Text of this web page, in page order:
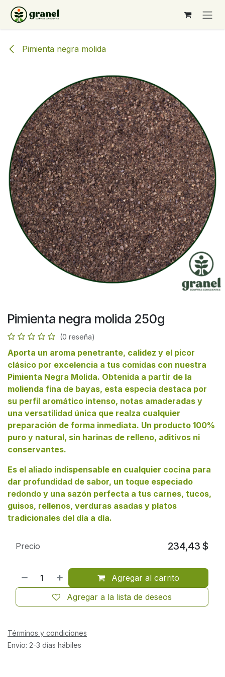
Ir al contenido
Pimienta negra molida
Pimienta negra molida 250g
(0 reseña)
Aporta un aroma penetrante, calidez y el picor
clásico por excelencia a tus comidas con nuestra
Pimienta Negra Molida. Obtenida a partir de la
molienda fina de bayas, esta especia destaca por
su perfil aromático intenso, notas amaderadas y
una versatilidad única que realza cualquier
preparación de forma inmediata. Un producto 100%
puro y natural, sin harinas de relleno, aditivos ni
conservantes.
Es el aliado indispensable en cualquier cocina para
dar profundidad de sabor, un toque especiado
redondo y una sazón perfecta a tus carnes, tucos,
guisos, rellenos, verduras asadas y platos
tradicionales del día a día.
Agregar al carrito
Agregar a la lista de deseos
Precio 234,43 $
Términos y condiciones
Envío: 2-3 días hábiles